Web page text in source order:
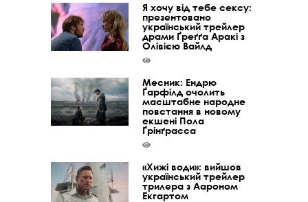
Я хочу від тебе сексу:
презентовано
український трейлер
драми Ґреґґа Аракі з
Олівією Вайлд
Месник: Ендрю
Ґарфілд очолить
масштабне народне
повстання в новому
екшені Пола
Ґрінґрасса
«Хижі води»: вийшов
український трейлер
трилера з Аароном
Екгартом